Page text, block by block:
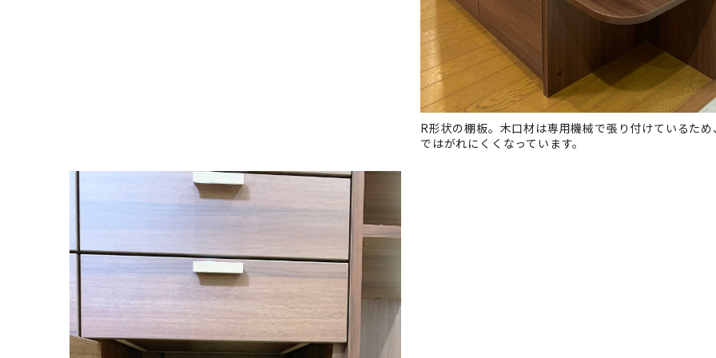
R形状の棚板。木口材は専用機械で張り付けているた
ではがれにくくなっています。